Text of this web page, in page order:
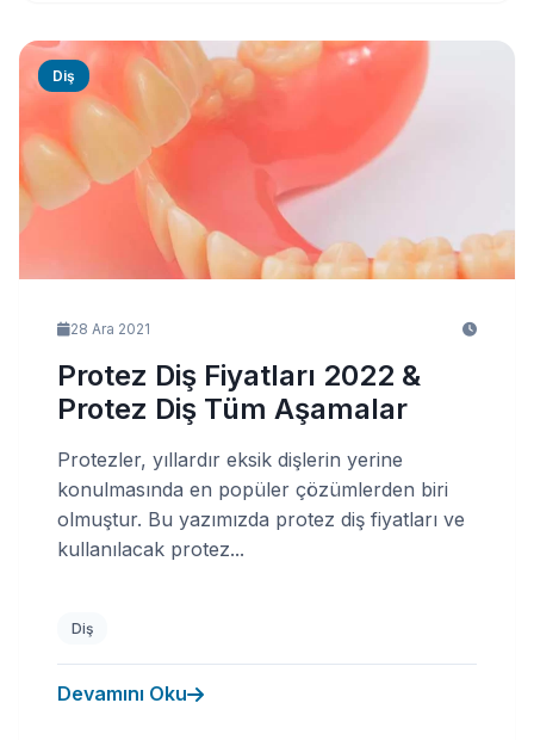
Diş
28 Ara 2021
Protez Diş Fiyatları 2022 &
Protez Diş Tüm Aşamalar
Protezler, yıllardır eksik dişlerin yerine
konulmasında en popüler çözümlerden biri
olmuştur. Bu yazımızda protez diş fiyatları ve
kullanılacak protez...
Diş
Devamını Oku